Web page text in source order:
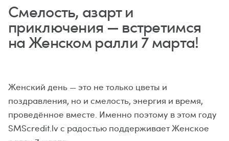
Смелость, азарт и
приключения — встретимся
на Женском ралли 7 марта!
Женский день — это не только цветы и
поздравления, но и смелость, энергия и время,
проведённое вместе. Именно поэтому в этом году
SMScredit.lv с радостью поддерживает Женское